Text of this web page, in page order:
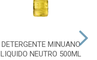
DETERGENTE MINUANO
LIQUIDO NEUTRO 500ML